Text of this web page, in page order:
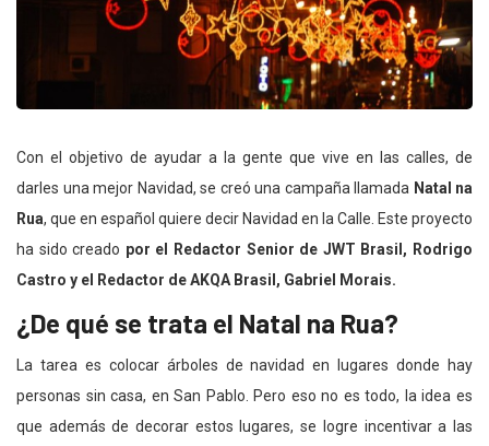
Con el objetivo de ayudar a la gente que vive en las calles, de
darles una mejor Navidad, se creó una campaña llamada Natal na
Rua, que en español quiere decir Navidad en la Calle. Este proyecto
ha sido creado por el Redactor Senior de JWT Brasil, Rodrigo
Castro y el Redactor de AKQA Brasil, Gabriel Morais.
¿De qué se trata el Natal na Rua?
La tarea es colocar árboles de navidad en lugares donde hay
personas sin casa, en San Pablo. Pero eso no es todo, la idea es
que además de decorar estos lugares, se logre incentivar a las